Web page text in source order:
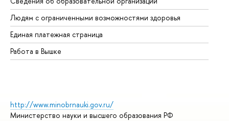
Людям с ограниченными возможностями здоровья
Единая платежная страница
Работа в Вышке
http://www.minobrnauki.gov.ru/
Министерство науки и высшего образования РФ